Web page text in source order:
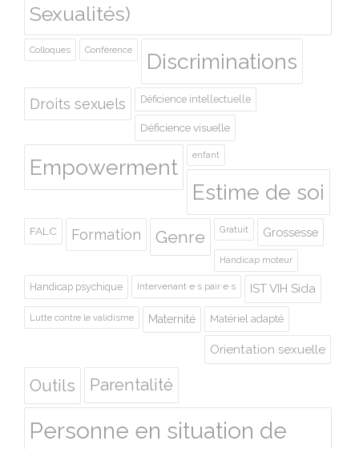
Sexualités)
Colloques Conférence Discriminations
Droits sexuels Déficience intellectuelle
Déficience visuelle
Empowerment enfant
Estime de soi
FALC Formation Genre Gratuit Grossesse
Handicap moteur
Handicap psychique Intervenant·e·s pair·e·s IST VIH Sida
Lutte contre le validisme Maternité Matériel adapté
Orientation sexuelle
Outils Parentalité
Personne en situation de